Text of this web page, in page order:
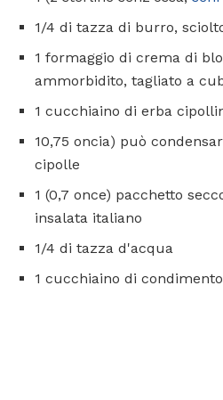
1/4 di tazza di burro,
1 formaggio di crema di
ammorbidito, tagliato a
1 cucchiaino di erba
10,75 oncia) può
cipolle
1 (0,7 once) pacchetto
insalata italiano
1/4 di tazza d'acqua
1 cucchiaino di